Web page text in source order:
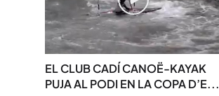
EL CLUB CADÍ CANOË-KAYAK
PUJA AL PODI EN LA COPA D’E...